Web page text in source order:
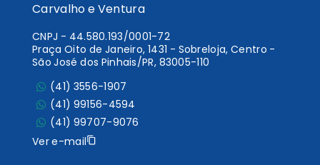
Carvalho e Ventura
CNPJ - 44.580.193/0001-72
Praça Oito de Janeiro, 1431 - Sobreloja, Centro -
São José dos Pinhais/PR, 83005-110
(41) 3556-1907
(41) 99156-4594
(41) 99707-9076
Ver e-mail